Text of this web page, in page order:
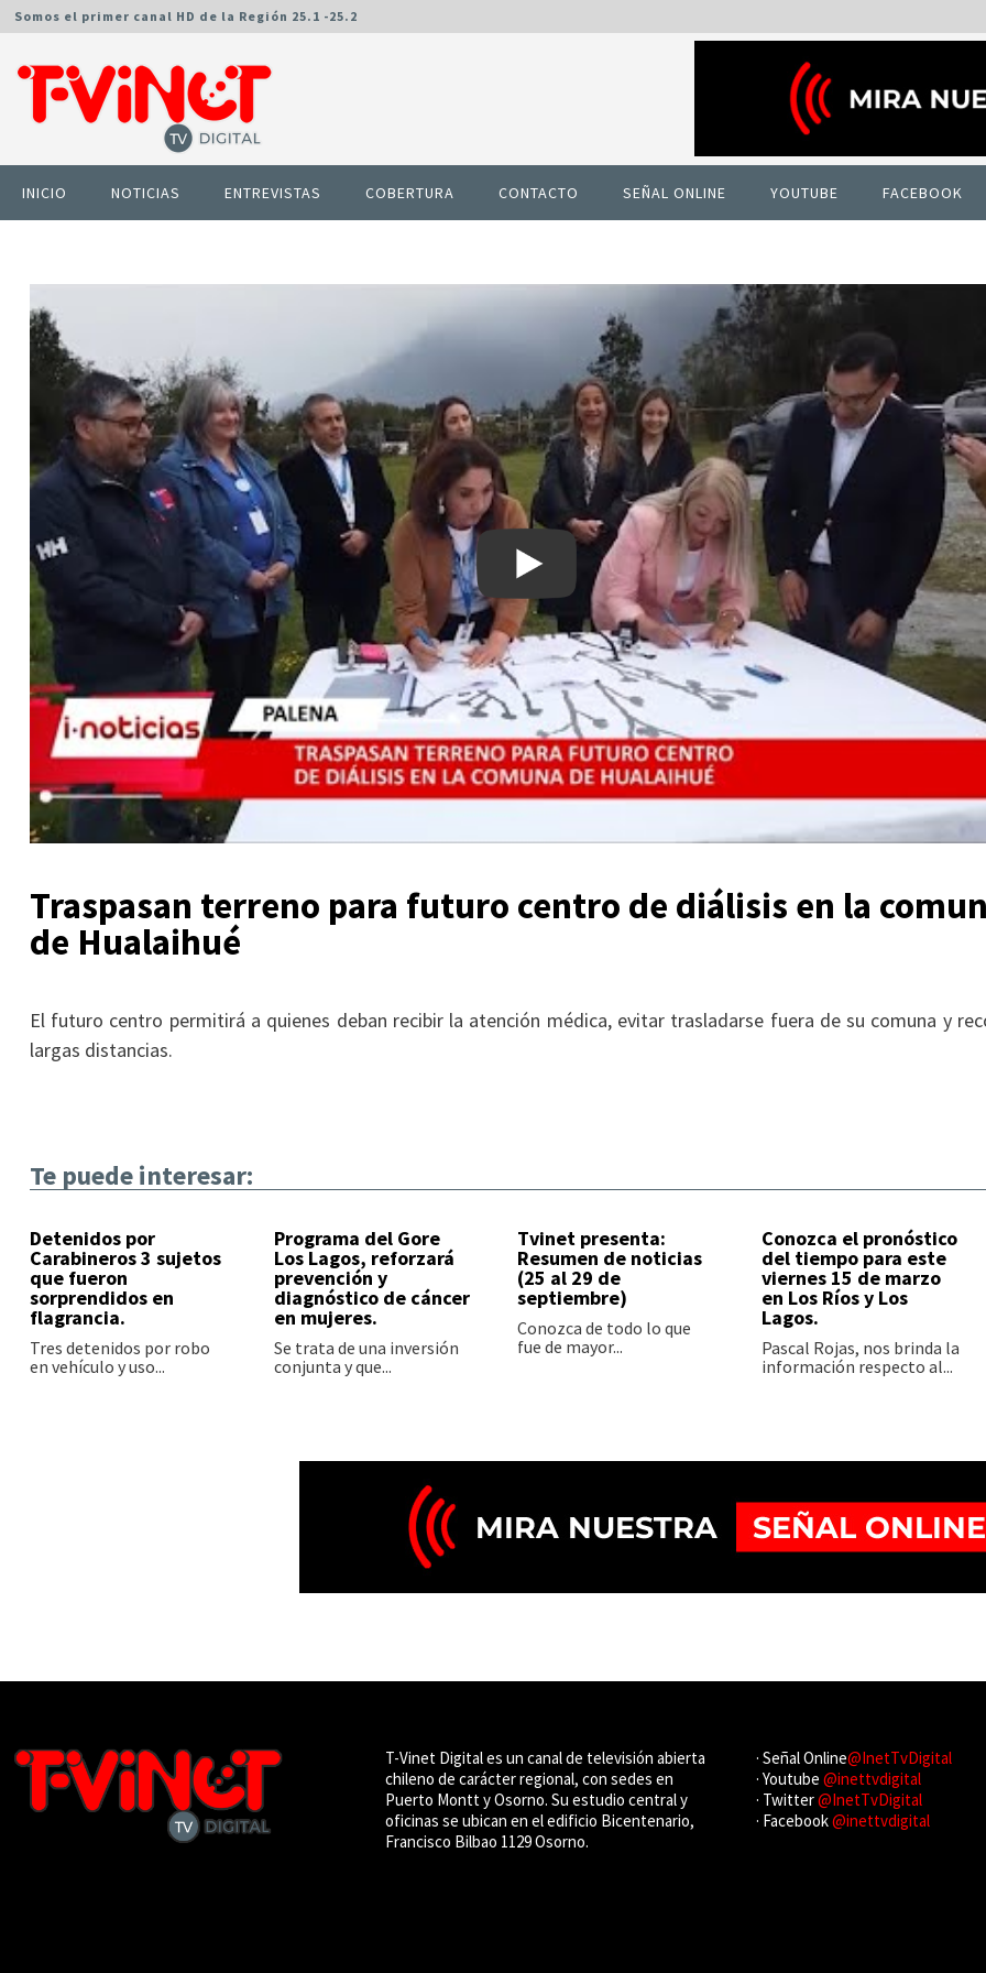
Somos el primer canal HD de la Región 25.1 -25.2
INICIO NOTICIAS ENTREVISTAS COBERTURA CONTACTO SEÑAL ONLINE YOUTUBE FACEBOOK
Traspasan terreno para futuro centro de diálisis en la
de Hualaihué
El futuro centro permitirá a quienes deban recibir la atención médica, evitar trasladarse fuera de su comuna y
largas distancias.
Te puede interesar:
Detenidos por
Carabineros 3 sujetos
que fueron
sorprendidos en
flagrancia.
Tres detenidos por robo
en vehículo y uso...
Programa del Gore
Los Lagos, reforzará
prevención y
diagnóstico de cáncer
en mujeres.
Se trata de una inversión
conjunta y que...
Tvinet presenta:
Resumen de noticias
(25 al 29 de
septiembre)
Conozca de todo lo que
fue de mayor...
Conozca el pronóstico
del tiempo para este
viernes 15 de marzo
en Los Ríos y Los
Lagos.
Pascal Rojas, nos brinda la
información respecto al...
T-Vinet Digital es un canal de televisión abierta
chileno de carácter regional, con sedes en
Puerto Montt y Osorno. Su estudio central y
oficinas se ubican en el edificio Bicentenario,
Francisco Bilbao 1129 Osorno.
· Señal Online@InetTvDigital
· Youtube @inettvdigital
· Twitter@InetTvDigital
· Facebook@inettvdigital